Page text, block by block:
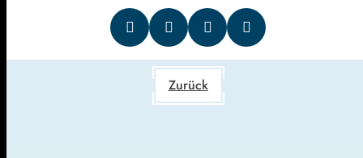
Zurück